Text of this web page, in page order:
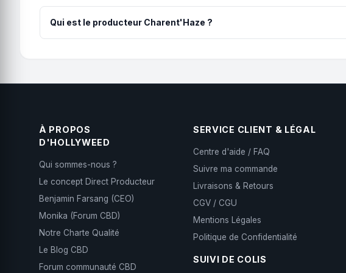
Pour préserver toutes les qualités de Tisane Détente Bio - 40g Bio,
arômes, la puissance et la fraîcheur du produit pendant plusieurs mois.
Qui est le producteur Charent'Haze ?
À PROPOS
D'HOLLYWEED
Qui sommes-nous ?
Le concept Direct Producteur
Benjamin Farsang (CEO)
Monika (Forum CBD)
Notre Charte Qualité
Le Blog CBD
Forum communauté CBD
SERVICE CLIENT & LÉGAL
Centre d'aide / FAQ
Suivre ma commande
Livraisons & Retours
CGV / CGU
Mentions Légales
Politique de Confidentialité
SUIVI DE COLIS